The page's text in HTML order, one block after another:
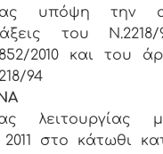
υπόψη την
του
2010 και του
94
λειτουργίας
στο κάτωθι